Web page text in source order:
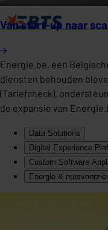
Van start-up naar
Energie.be, een
diensten behouden
(Tariefcheck),
de expansie van
Data Solutions
Digital Experience
Custom Software
Energie &